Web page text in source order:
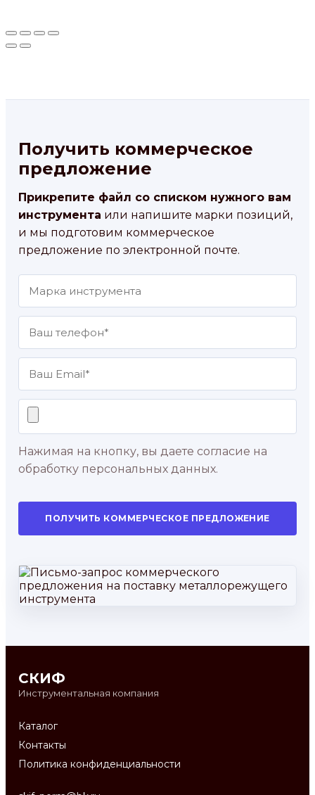
Получить коммерческое
предложение
Прикрепите файл со списком нужного вам
инструмента или напишите марки позиций,
и мы подготовим коммерческое
предложение по электронной почте.
Нажимая на кнопку, вы даете согласие на
обработку персональных данных.
ПОЛУЧИТЬ КОММЕРЧЕСКОЕ ПРЕДЛОЖЕНИЕ
СКИФ
Инструментальная компания
Каталог
Контакты
Политика конфиденциальности